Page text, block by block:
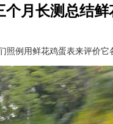
个月长测总结鲜
照例用鲜花鸡蛋表来评价它